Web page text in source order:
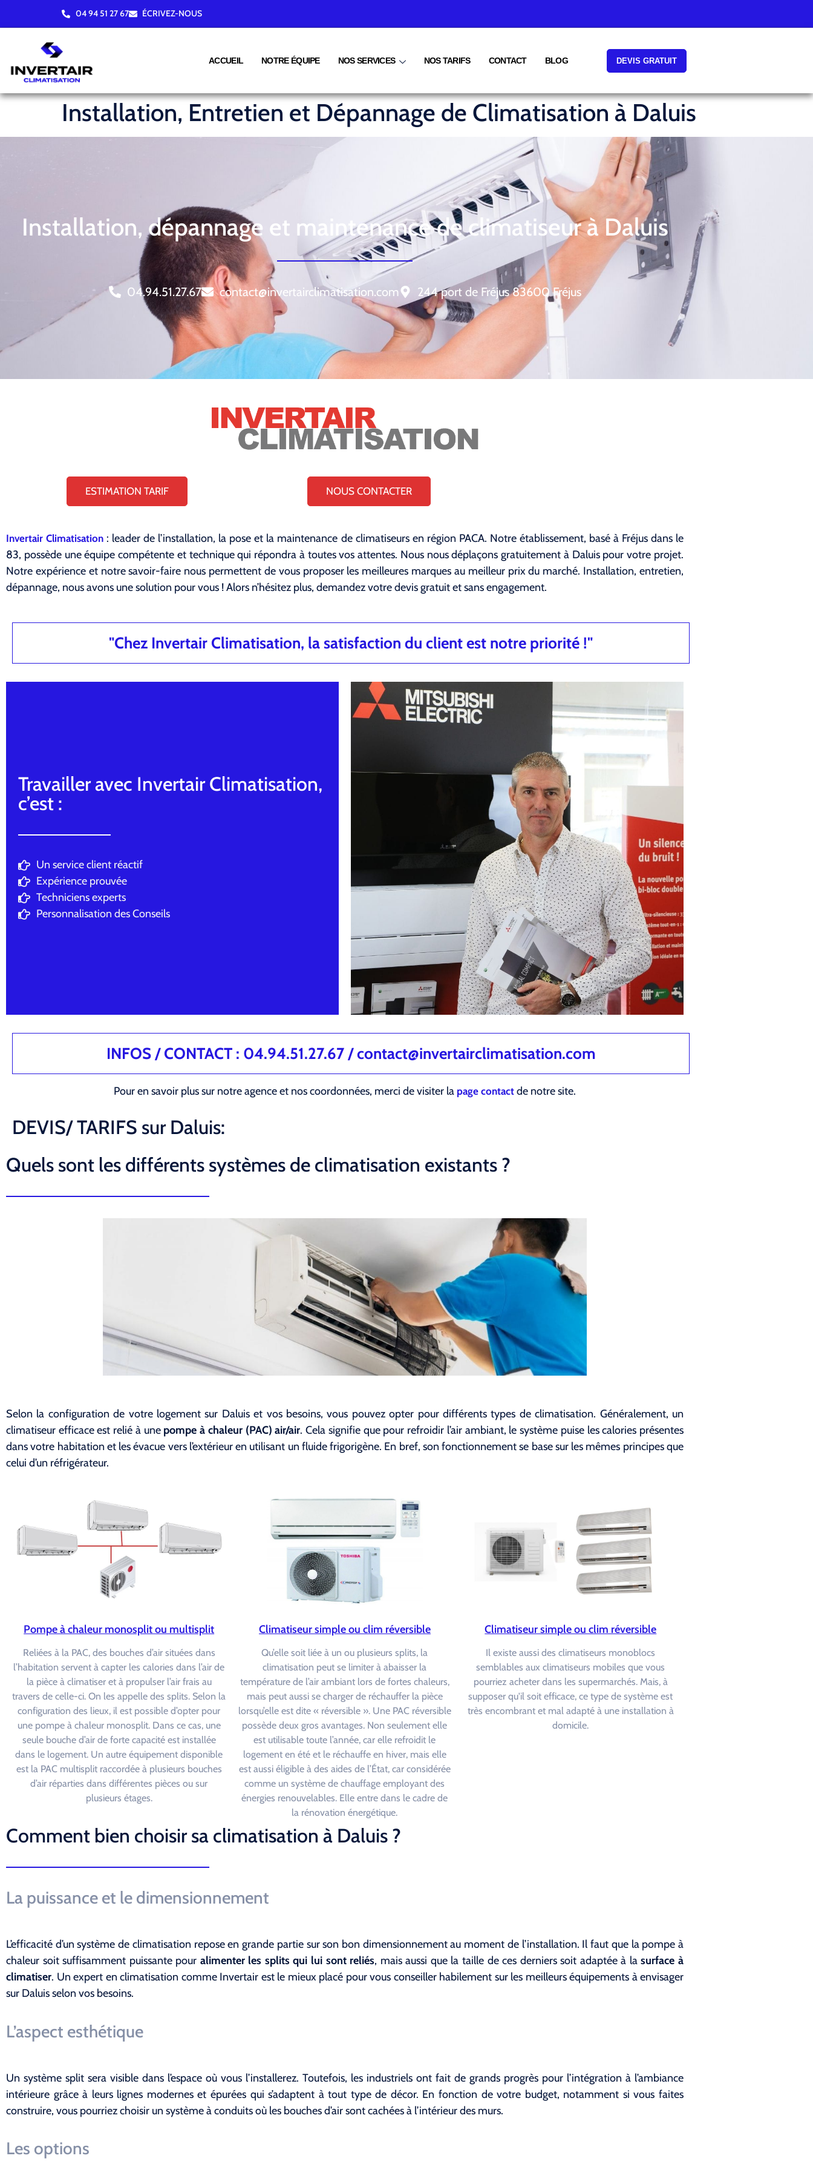
04 94 51 27 67 ÉCRIVEZ-NOUS
ACCUEIL NOTRE ÉQUIPE NOS SERVICES NOS TARIFS CONTACT BLOG DEVIS GRATUIT
Installation, Entretien et Dépannage de Climatisation à Daluis
Installation, dépannage et maintenance de climatiseur à Daluis
04.94.51.27.67 contact@invertairclimatisation.com 244 port de Fréjus 83600 Fréjus
ESTIMATION TARIF NOUS CONTACTER
Invertair Climatisation : leader de l’installation, la pose et la maintenance de climatiseurs en région PACA. Notre établissement, basé à Fréjus dans le
83, possède une équipe compétente et technique qui répondra à toutes vos attentes. Nous nous déplaçons gratuitement à Daluis pour votre projet.
Notre expérience et notre savoir-faire nous permettent de vous proposer les meilleures marques au meilleur prix du marché. Installation, entretien,
dépannage, nous avons une solution pour vous ! Alors n’hésitez plus, demandez votre devis gratuit et sans engagement.
"Chez Invertair Climatisation, la satisfaction du client est notre priorité !"
Travailler avec Invertair Climatisation,
c’est :
Un service client réactif
Expérience prouvée
Techniciens experts
Personnalisation des Conseils
INFOS / CONTACT : 04.94.51.27.67 / contact@invertairclimatisation.com
Pour en savoir plus sur notre agence et nos coordonnées, merci de visiter la page contact de notre site.
DEVIS/ TARIFS sur Daluis:
Quels sont les différents systèmes de climatisation existants ?
Selon la configuration de votre logement sur Daluis et vos besoins, vous pouvez opter pour différents types de climatisation. Généralement, un
climatiseur efficace est relié à une pompe à chaleur (PAC) air/air. Cela signifie que pour refroidir l’air ambiant, le système puise les calories présentes
dans votre habitation et les évacue vers l’extérieur en utilisant un fluide frigorigène. En bref, son fonctionnement se base sur les mêmes principes que
celui d’un réfrigérateur.
Pompe à chaleur monosplit ou multisplit
Reliées à la PAC, des bouches d’air situées dans
l’habitation servent à capter les calories dans l’air de
la pièce à climatiser et à propulser l’air frais au
travers de celle-ci. On les appelle des splits. Selon la
configuration des lieux, il est possible d’opter pour
une pompe à chaleur monosplit. Dans ce cas, une
seule bouche d’air de forte capacité est installée
dans le logement. Un autre équipement disponible
est la PAC multisplit raccordée à plusieurs bouches
d’air réparties dans différentes pièces ou sur
plusieurs étages.
Climatiseur simple ou clim réversible
Qu’elle soit liée à un ou plusieurs splits, la
climatisation peut se limiter à abaisser la
température de l’air ambiant lors de fortes chaleurs,
mais peut aussi se charger de réchauffer la pièce
lorsqu’elle est dite « réversible ». Une PAC réversible
possède deux gros avantages. Non seulement elle
est utilisable toute l’année, car elle refroidit le
logement en été et le réchauffe en hiver, mais elle
est aussi éligible à des aides de l’État, car considérée
comme un système de chauffage employant des
énergies renouvelables. Elle entre dans le cadre de
la rénovation énergétique.
Climatiseur simple ou clim réversible
Il existe aussi des climatiseurs monoblocs
semblables aux climatiseurs mobiles que vous
pourriez acheter dans les supermarchés. Mais, à
supposer qu'il soit efficace, ce type de système est
très encombrant et mal adapté à une installation à
domicile.
Comment bien choisir sa climatisation à Daluis ?
La puissance et le dimensionnement
L’efficacité d’un système de climatisation repose en grande partie sur son bon dimensionnement au moment de l’installation. Il faut que la pompe à
chaleur soit suffisamment puissante pour alimenter les splits qui lui sont reliés, mais aussi que la taille de ces derniers soit adaptée à lasurface à
climatiser. Un expert en climatisation comme Invertair est le mieux placé pour vous conseiller habilement sur les meilleurs équipements à envisager
sur Daluis selon vos besoins.
L’aspect esthétique
Un système split sera visible dans l’espace où vous l’installerez. Toutefois, les industriels ont fait de grands progrès pour l’intégration à l’ambiance
intérieure grâce à leurs lignes modernes et épurées qui s’adaptent à tout type de décor. En fonction de votre budget, notamment si vous faites
construire, vous pourriez choisir un système à conduits où les bouches d’air sont cachées à l’intérieur des murs.
Les options